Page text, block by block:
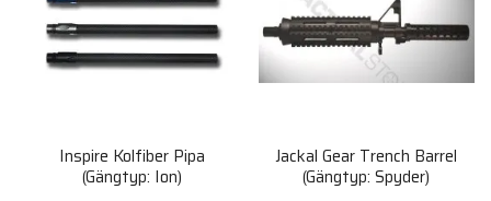
Inspire Kolfiber Pipa
(Gängtyp: Ion)
Jackal Gear Trench Barrel
(Gängtyp: Spyder)